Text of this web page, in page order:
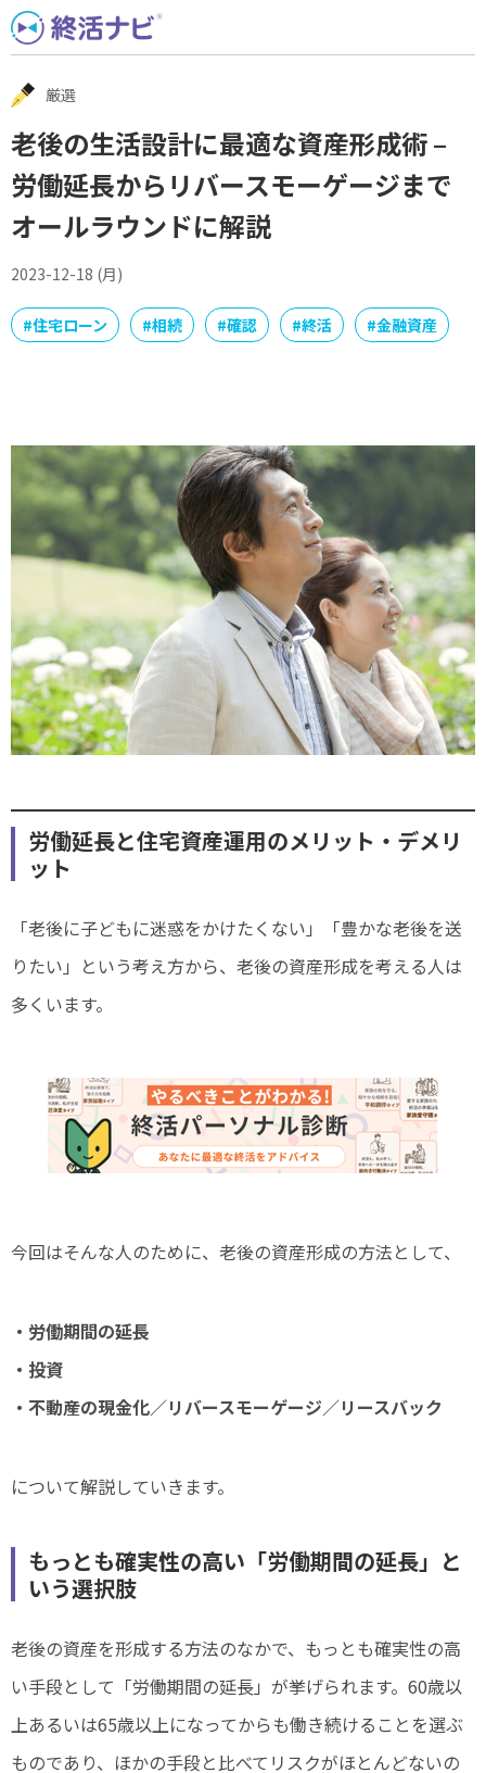
Skip
to
content
厳選
老後の生活設計に最適な資産形成術 –
労働延長からリバースモーゲージまで
オールラウンドに解説
2023-12-18 (月)
#住宅ローン #相続 #確認 #終活 #金融資産
労働延長と住宅資産運用のメリット・デメリ
ット
「老後に子どもに迷惑をかけたくない」「豊かな老後を送
りたい」という考え方から、老後の資産形成を考える人は
多くいます。
今回はそんな人のために、老後の資産形成の方法として、
・労働期間の延長
・投資
・不動産の現金化／リバースモーゲージ／リースバック
について解説していきます。
もっとも確実性の高い「労働期間の延長」と
いう選択肢
老後の資産を形成する方法のなかで、もっとも確実性の高
い手段として「労働期間の延長」が挙げられます。60歳以
上あるいは65歳以上になってからも働き続けることを選ぶ
ものであり、ほかの手段と比べてリスクがほとんどないの